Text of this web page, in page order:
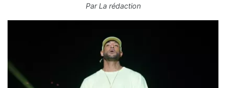
ParLa rédaction